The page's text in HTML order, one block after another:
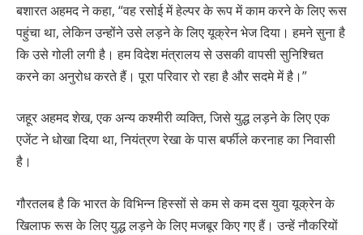
बशारत अहमद ने कहा, “वह रसोई में हेल्पर के रूप में काम करने के लिए रूस
पहुंचा था, लेकिन उन्होंने उसे लड़ने के लिए यूक्रेन भेज दिया। हमने सुना है
कि उसे गोली लगी है। हम विदेश मंत्रालय से उसकी वापसी सुनिश्चित
करने का अनुरोध करते हैं। पूरा परिवार रो रहा है और सदमे में है।”
जहूर अहमद शेख, एक अन्य कश्मीरी व्यक्ति, जिसे युद्ध लड़ने के लिए एक
एजेंट ने धोखा दिया था, नियंत्रण रेखा के पास बर्फीले करनाह का निवासी
है।
गौरतलब है कि भारत के विभिन्न हिस्सों से कम से कम दस युवा यूक्रेन के
खिलाफ रूस के लिए युद्ध लड़ने के लिए मजबूर किए गए हैं। उन्हें नौकरियों